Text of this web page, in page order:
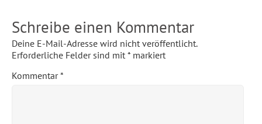
Schreibe einen Kommentar
Deine E-Mail-Adresse wird nicht veröffentlicht.
Erforderliche Felder sind mit * markiert
Kommentar*